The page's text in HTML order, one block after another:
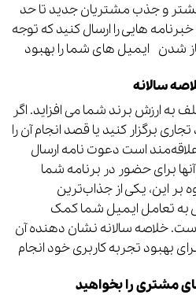
و جذب مشتریان جدید تا حد
هایی را ارسال کنید که توجه
شدن ایمیل های شما را بهبود
به ارزش برند شما می افزاید. اگر
برگزار کنید یا قصد انجام آن را
است دعوت نامه ارسال
آنها برای حضور در برنامه شما
بر این، یکی از جذاب‌ترین
به تعامل ایمیل شما کمک
خلاصه سالانه نشان دهنده آن
بهبود تجربه کاربری خود انجام